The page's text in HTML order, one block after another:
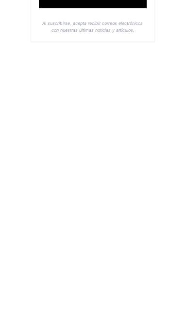
Al suscribirse, acepta recibir correos electrónicos
con nuestras últimas noticias y artículos.